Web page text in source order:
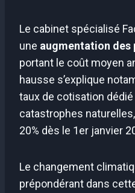
Le cabinet spécialisé
une augmentation des
portant le coût moyen
hausse s’explique
taux de cotisation
catastrophes
20% dès le 1er janvier
Le changement
prépondérant dans